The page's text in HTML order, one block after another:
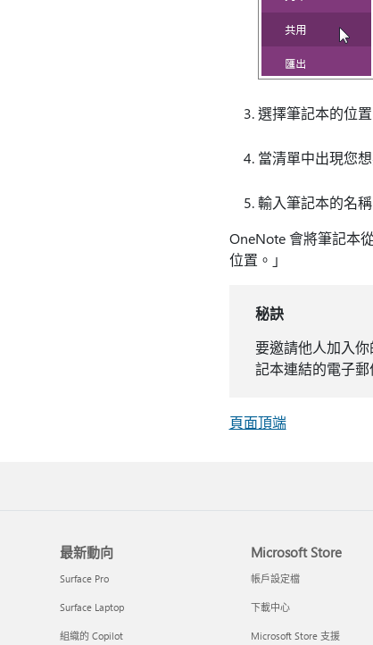
選擇筆記本的位
當清單中出現您
輸入筆記本的名
OneNote 會將筆記本
位置。」
秘訣
要邀請他人加入
記本連結的電子
頁面頂端
最新動向
Surface Pro
Surface Laptop
組織的 Copilot
Microsoft Store
帳戶設定檔
下載中心
Microsoft Store 支援